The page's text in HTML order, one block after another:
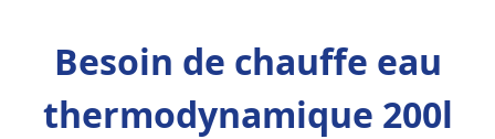
Besoin de chauffe eau
thermodynamique 200l